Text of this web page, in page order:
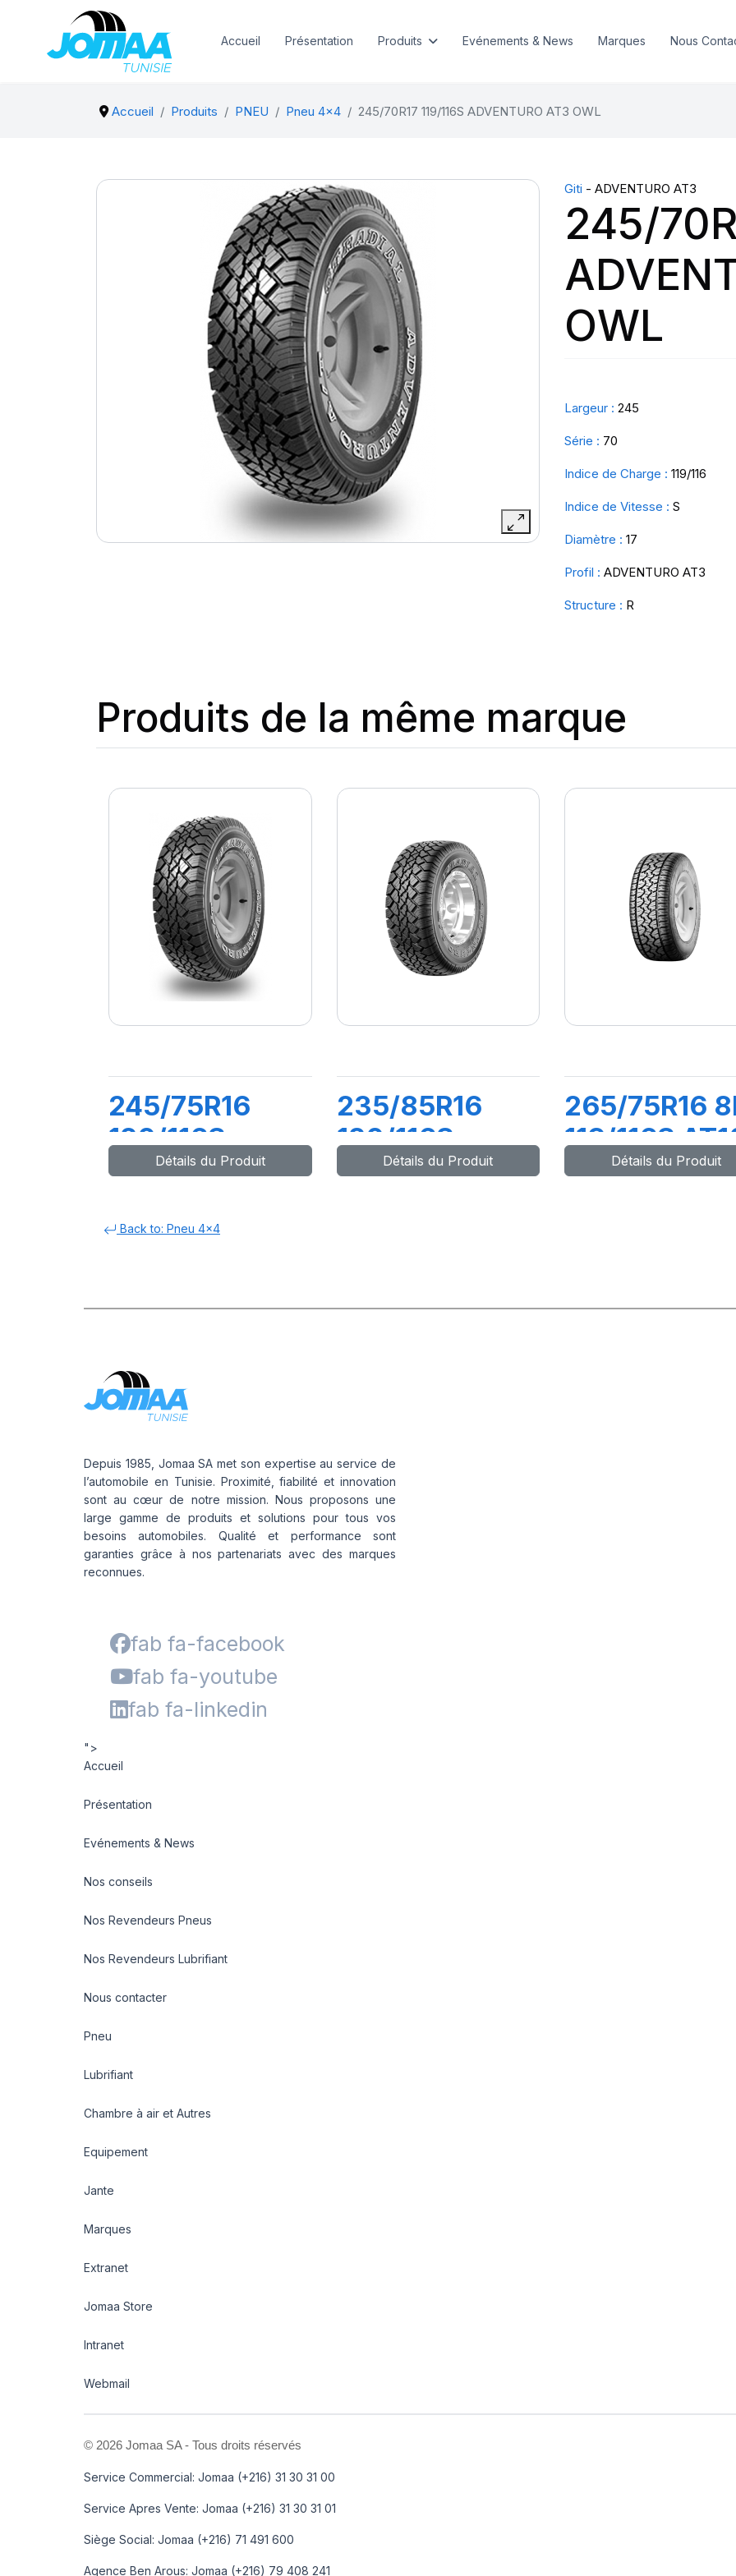
Accueil Présentation Produits Evénements & News Marques Nous
Accueil Produits PNEU Pneu 4x4 245/70R17 119/116S ADVENTURO AT3 OWL
Giti - ADVENTURO AT3
245/
OWL
Largeur : 245
Série : 70
Indice de Charge : 119/116
Indice de Vitesse : S
Diamètre : 17
Profil : ADVENTURO AT3
Structure : R
Produits de la même marque
245/75R16
120/116S
ADVENTURO
Détails du Produit
235/85R16
120/116S
ADVENTURO
Détails du Produit
265/75R16
119/116S
Détails du Produit
Back to: Pneu 4x4
Depuis 1985, Jomaa SA met son expertise au service de
l’automobile en Tunisie. Proximité, fiabilité et innovation
sont au cœur de notre mission. Nous proposons une
large gamme de produits et solutions pour tous vos
besoins automobiles. Qualité et performance sont
garanties grâce à nos partenariats avec des marques
reconnues.
fab fa-facebook
fab fa-youtube
fab fa-linkedin
">
Accueil
Présentation
Evénements & News
Nos conseils
Nos Revendeurs Pneus
Nos Revendeurs Lubrifiant
Nous contacter
Pneu
Lubrifiant
Chambre à air et Autres
Equipement
Jante
Marques
Extranet
Jomaa Store
Intranet
Webmail
© 2026 Jomaa SA - Tous droits réservés
Service Commercial: Jomaa (+216) 31 30 31 00
Service Apres Vente: Jomaa (+216) 31 30 31 01
Siège Social: Jomaa (+216) 71 491 600
Agence Ben Arous: Jomaa (+216) 79 408 241